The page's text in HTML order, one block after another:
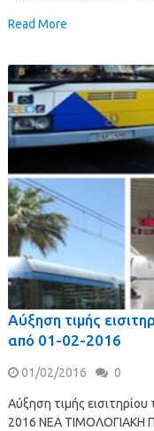
Read More
Αύξηση τιμής
από 01-02-2016
01/02/2016 0
Αύξηση τιμής
2016 ΝΕΑ ΤΙΜΟΛΟΓΙΑΚΗ